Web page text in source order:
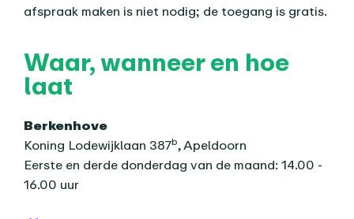
afspraak maken is niet nodig; de toegang is gratis.
Waar, wanneer en hoe
laat
Berkenhove
Koning Lodewijklaan 387b, Apeldoorn
Eerste en derde donderdag van de maand: 14.00 -
16.00 uur